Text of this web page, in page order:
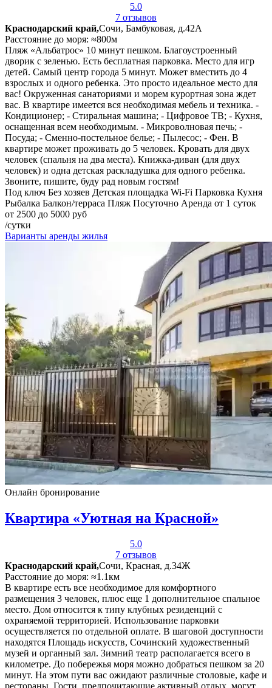
5.0
7 отзывов
Краснодарский край,Сочи, Бамбуковая, д.42А
Расстояние до моря: ≈800м
Пляж «Альбатрос» 10 минут пешком. Благоустроенный
дворик с зеленью. Есть бесплатная парковка. Место для игр
детей. Самый центр города 5 минут. Может вместить до 4
взрослых и одного ребенка. Это просто идеальное место для
вас! Окруженная санаториями и морем курортная зона ждет
вас. В квартире имеется вся необходимая мебель и техника. -
Кондиционер; - Стиральная машина; - Цифровое ТВ; - Кухня,
оснащенная всем необходимым. - Микроволновая печь; -
Посуда; - Сменно-постельное белье; - Пылесос; - Фен. В
квартире может проживать до 5 человек. Кровать для двух
человек (спальня на два места). Книжка-диван (для двух
человек) и одна детская раскладушка для одного ребенка.
Звоните, пишите, буду рад новым гостям!
Под ключ Без хозяев Детская площадка Wi-Fi Парковка Кухня
Рыбалка Балкон/терраса Пляж Посуточно Аренда от 1 суток
от 2500 до 5000 руб
/сутки
Варианты аренды жилья
Онлайн бронирование
Квартира «Уютная на Красной»
5.0
7 отзывов
Краснодарский край,Сочи, Красная, д.34Ж
Расстояние до моря: ≈1.1км
В квартире есть все необходимое для комфортного
размещения 3 человек, плюс еще 1 дополнительное спальное
место. Дом относится к типу клубных резиденций с
охраняемой территорией. Использование парковки
осуществляется по отдельной оплате. В шаговой доступности
находятся Площадь искусств, Сочинский художественный
музей и органный зал. Зимний театр располагается всего в
километре. До побережья моря можно добраться пешком за 20
минут. На этом пути вас ожидают различные столовые, кафе и
рестораны. Гости, предпочитающие активный отдых, могут